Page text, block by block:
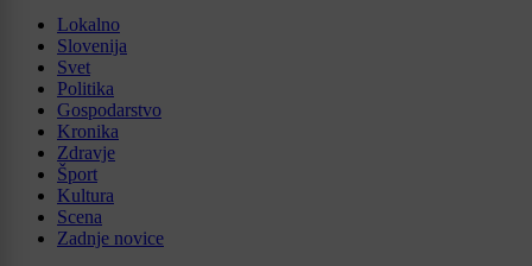
Lokalno
Slovenija
Svet
Politika
Gospodarstvo
Kronika
Zdravje
Šport
Kultura
Scena
Zadnje novice